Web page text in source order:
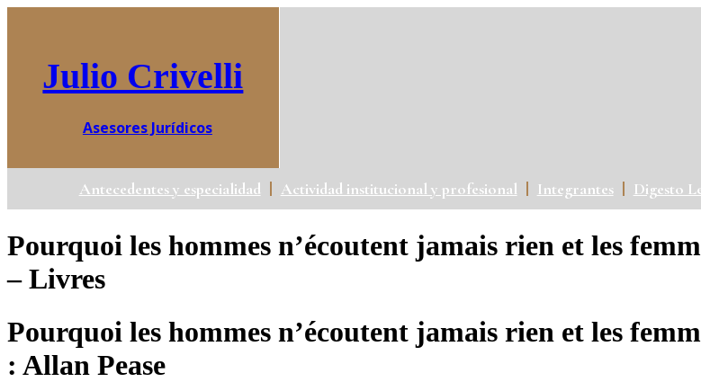
Julio Crivelli
Asesores Jurídicos
Antecedentes y especialidad Actividad institucional y profesional Integrantes Digesto
Pourquoi les hommes n’écoutent jamais rien et les
– Livres
Pourquoi les hommes n’écoutent jamais rien et les
: Allan Pease